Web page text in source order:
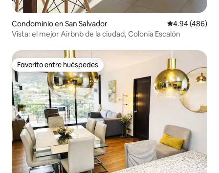
Condominio en San Salvador Calificación
4.94 (486)
Vista: el mejor Airbnb de la ciudad, Colonia Escalón
Favorito entre huéspedes
Favorito entre huéspedes